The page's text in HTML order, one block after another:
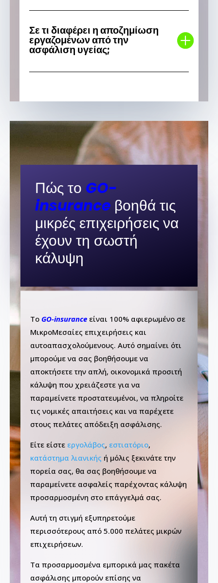
Σε τι διαφέρει η αποζημίωση
εργαζομένων από την
ασφάλιση υγείας;
Πώς το GO-
insurance βοηθά τις
μικρές επιχειρήσεις να
έχουν τη σωστή
κάλυψη
Το GO-insurance είναι 100% αφιερωμένο σε
ΜικροΜεσαίες επιχειρήσεις και
αυτοαπασχολούμενους. Αυτό σημαίνει ότι
μπορούμε να σας βοηθήσουμε να
αποκτήσετε την απλή, οικονομικά προσιτή
κάλυψη που χρειάζεστε για να
παραμείνετε προστατευμένοι, να πληροίτε
τις νομικές απαιτήσεις και να παρέχετε
στους πελάτες απόδειξη ασφάλισης.
Είτε είστε εργολάβος, εστιατόριο,
κατάστημα λιανικής ή μόλις ξεκινάτε την
πορεία σας, θα σας βοηθήσουμε να
παραμείνετε ασφαλείς παρέχοντας κάλυψη
προσαρμοσμένη στο επάγγελμά σας.
Αυτή τη στιγμή εξυπηρετούμε
περισσότερους από 5.000 πελάτες μικρών
επιχειρήσεων.
Τα προσαρμοσμένα εμπορικά μας πακέτα
ασφάλισης μπορούν επίσης να